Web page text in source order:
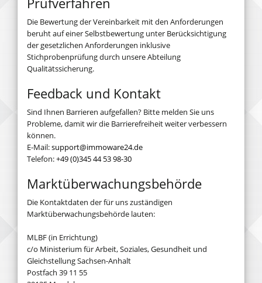
Die Bewertung der Vereinbarkeit mit den Anforderungen
beruht auf einer Selbstbewertung unter Berücksichtigung
der gesetzlichen Anforderungen inklusive
Stichprobenprüfung durch unsere Abteilung
Qualitätssicherung.
Feedback und Kontakt
Sind Ihnen Barrieren aufgefallen? Bitte melden Sie uns
Probleme, damit wir die Barrierefreiheit weiter verbessern
können.
E-Mail:support@immoware24.de
Telefon:+49 (0)345 44 53 98-30
Marktüberwachungsbehörde
Die Kontaktdaten der für uns zuständigen
Marktüberwachungsbehörde lauten:
MLBF (in Errichtung)
c/o Ministerium für Arbeit, Soziales, Gesundheit und
Gleichstellung Sachsen-Anhalt
Postfach 39 11 55